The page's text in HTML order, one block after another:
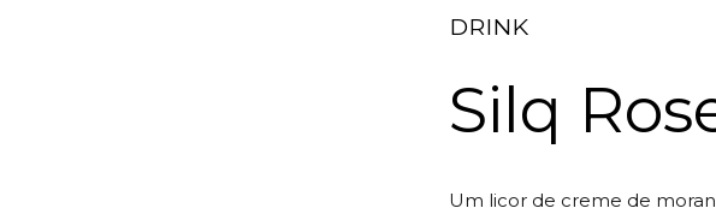
DRINK
Silq
Um licor de creme de